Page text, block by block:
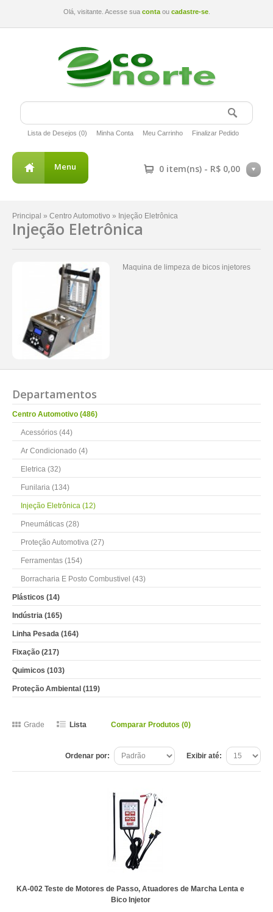
Olá, visitante. Acesse sua contaou cadastre-se.
Lista de Desejos (0) Minha Conta Meu Carrinho Finalizar Pedido
0 item(ns) - R$ 0,00
Menu
Principal » Centro Automotivo » Injeção Eletrônica
Injeção Eletrônica
Maquina de limpeza de bicos injetores
Departamentos
Centro Automotivo (486)
Acessórios (44)
Ar Condicionado (4)
Eletrica (32)
Funilaria (134)
Injeção Eletrônica (12)
Pneumáticas (28)
Proteção Automotiva (27)
Ferramentas (154)
Borracharia E Posto Combustivel (43)
Plásticos (14)
Indústria (165)
Linha Pesada (164)
Fixação (217)
Quimicos (103)
Proteção Ambiental (119)
Grade Lista Comparar Produtos (0)
Exibir até:
Ordenar por:
KA-002 Teste de Motores de Passo, Atuadores de Marcha Lenta e
Bico Injetor